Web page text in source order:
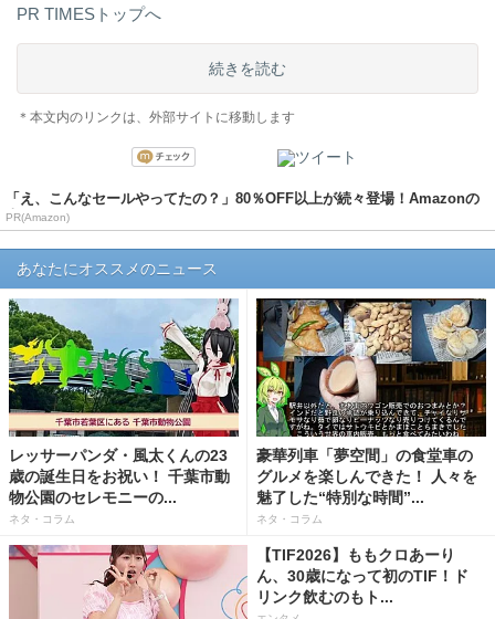
PR TIMESトップへ
続きを読む
＊本文内のリンクは、外部サイトに移動します
「え、こんなセールやってたの？」80％OFF以上が続々登場！Amazonの
本気が...
PR(Amazon)
あなたにオススメのニュース
レッサーパンダ・風太くんの23
歳の誕生日をお祝い！ 千葉市動
物公園のセレモニーの...
ネタ・コラム
豪華列車「夢空間」の食堂車の
グルメを楽しんできた！ 人々を
魅了した“特別な時間”...
ネタ・コラム
【TIF2026】ももクロあーり
ん、30歳になって初のTIF！ド
リンク飲むのもト...